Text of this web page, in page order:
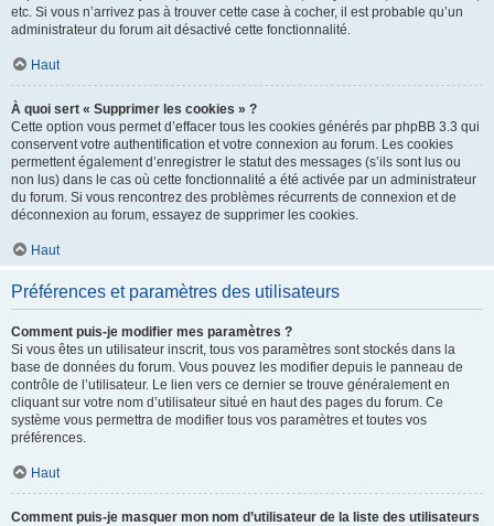
etc. Si vous n’arrivez pas à trouver cette case à cocher, il est probable qu’un
administrateur du forum ait désactivé cette fonctionnalité.
Haut
À quoi sert « Supprimer les cookies » ?
Cette option vous permet d’effacer tous les cookies générés par phpBB 3.3 qui
conservent votre authentification et votre connexion au forum. Les cookies
permettent également d’enregistrer le statut des messages (s’ils sont lus ou
non lus) dans le cas où cette fonctionnalité a été activée par un administrateur
du forum. Si vous rencontrez des problèmes récurrents de connexion et de
déconnexion au forum, essayez de supprimer les cookies.
Haut
Préférences et paramètres des utilisateurs
Comment puis-je modifier mes paramètres ?
Si vous êtes un utilisateur inscrit, tous vos paramètres sont stockés dans la
base de données du forum. Vous pouvez les modifier depuis le panneau de
contrôle de l’utilisateur. Le lien vers ce dernier se trouve généralement en
cliquant sur votre nom d’utilisateur situé en haut des pages du forum. Ce
système vous permettra de modifier tous vos paramètres et toutes vos
préférences.
Haut
Comment puis-je masquer mon nom d’utilisateur de la liste des utilisateurs